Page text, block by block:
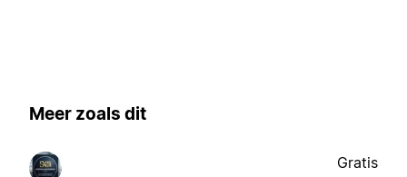
Meer zoals dit
Gratis